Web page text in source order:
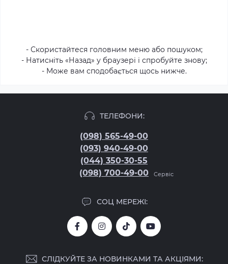
- Скористайтеся головним меню або пошуком;
- Натисніть «Назад» у браузері і спробуйте знову;
- Може вам сподобається щось нижче.
ТЕЛЕФОНИ:
(098) 565-49-00
(093) 940-49-00
(044) 350-30-55
(098) 700-49-00
Сервіс
СОЦ МЕРЕЖІ:
СЛІДКУЙТЕ ЗА НОВИНКАМИ ТА АКЦІЯМИ: